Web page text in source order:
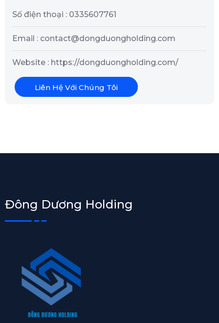
Số điện thoại : 0335607761
Email : contact@dongduongholding.com
Website : https://dongduongholding.com/
Liên Hệ Với Chúng Tôi
Đông Dương Holding